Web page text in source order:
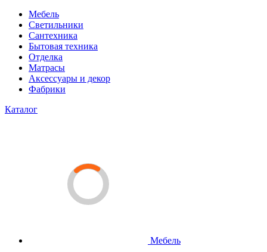
Мебель
Светильники
Сантехника
Бытовая техника
Отделка
Матрасы
Аксессуары и декор
Фабрики
Каталог
Мебель